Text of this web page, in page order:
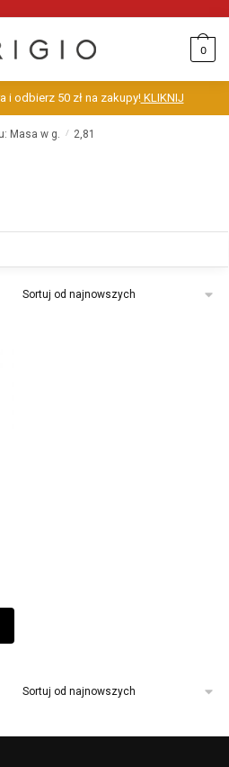
0
i odbierz 50 zł na zakupy!KLIKNIJ
Masa w g. / 2,81